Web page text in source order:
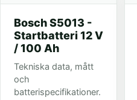
Bosch S5013 -
Startbatteri 12 V
/ 100 Ah
Tekniska data, mått
och
batterispecifikationer.